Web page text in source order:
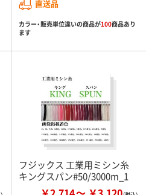
直送品
カラー・販売単位違いの商品が100商品あり
ます
フジックス 工業用ミシン糸
キングスパン#50/3000m_1